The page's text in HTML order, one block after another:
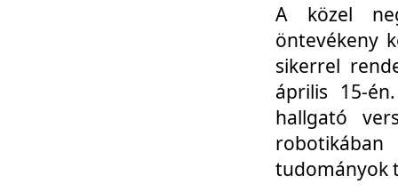
A közel
öntevékeny
sikerrel
április 15-
hallgató
tudományok